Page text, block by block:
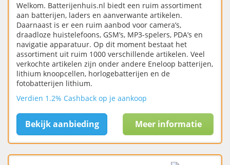
Welkom. Batterijenhuis.nl biedt een ruim assortiment
aan batterijen, laders en aanverwante artikelen.
Daarnaast is er een ruim aanbod voor camera’s,
draadloze huistelefoons, GSM’s, MP3-spelers, PDA’s en
navigatie apparatuur. Op dit moment bestaat het
assortiment uit ruim 1000 verschillende artikelen. Veel
verkochte artikelen zijn onder andere Eneloop batterijen,
lithium knoopcellen, horlogebatterijen en de
fotobatterijen lithium.
Verdien 1.2% Cashback op je aankoop
Bekijk aanbieding Meer informatie